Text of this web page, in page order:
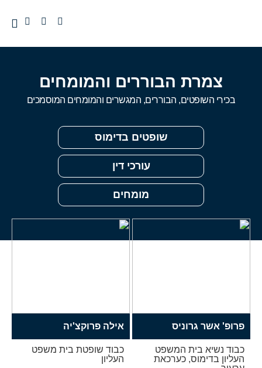
צמרת הבוררים והמומחים
בכירי השופטים, הבוררים, המגשרים והמומחים המוסמכים
שופטים בדימוס
עורכי דין
מומחים
פרופ' אשר גרוניס
כבוד נשיא בית המשפט
העליון בדימוס, כערכאת
אילה פרוקצ'יה
כבוד שופטת בית משפט
העליון